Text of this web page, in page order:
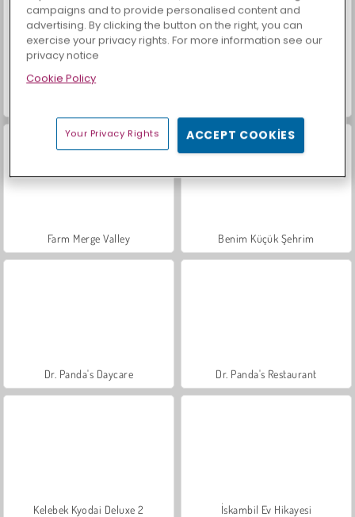
Farm Merge Valley Benim Küçük Şehrim
Dr. Panda's Daycare Dr. Panda's Restaurant
Kelebek Kyodai Deluxe 2 İskambil Ev Hikayesi
campaigns and to provide personalised content and
advertising. By clicking the button on the right, you can
exercise your privacy rights. For more information see our
privacy notice
Cookie Policy
Your Privacy Rights ACCEPT COOKIES